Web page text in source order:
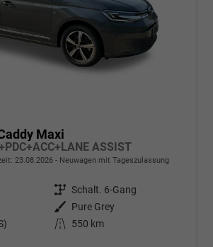
Maxi
ASSIST
23.08.2026 Neuwagen mit Tageszulassung
Getriebe Schalt. 6-Gang
Außenfarbe
Pure Grey
Kilometerstand
550 km